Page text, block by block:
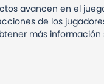
avancen en el
de los
más